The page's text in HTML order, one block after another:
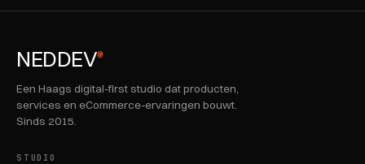
NEDDEV®
Een Haags digital-first studio dat producten,
services en eCommerce-ervaringen bouwt.
Sinds 2015.
STUDIO